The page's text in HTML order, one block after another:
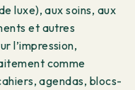
luxe), aux soins, aux
et autres
l’impression,
comme
agendas, blocs-